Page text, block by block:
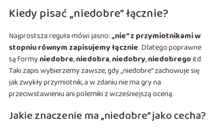
Kiedy pisać „niedobre” łącznie?
Najprostsza reguła mówi jasno:„nie” z przymiotnikami w
stopniu równym zapisujemy łącznie. Dlatego poprawne
są formy niedobre,niedobra,niedobry,niedobregoitd.
Taki zapis wybierzemy zawsze, gdy „niedobre” zachowuje się
jak zwykły przymiotnik, a w zdaniu nie ma gry na
przeciwstawieniu ani polemiki z wcześniejszą oceną.
Jakie znaczenie ma „niedobre” jako cecha?